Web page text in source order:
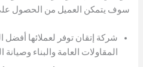
سوف يتمكن العميل من الحصول
شركة إتقان توفر لعملائها
المقاولات العامة والبناء وصيانة